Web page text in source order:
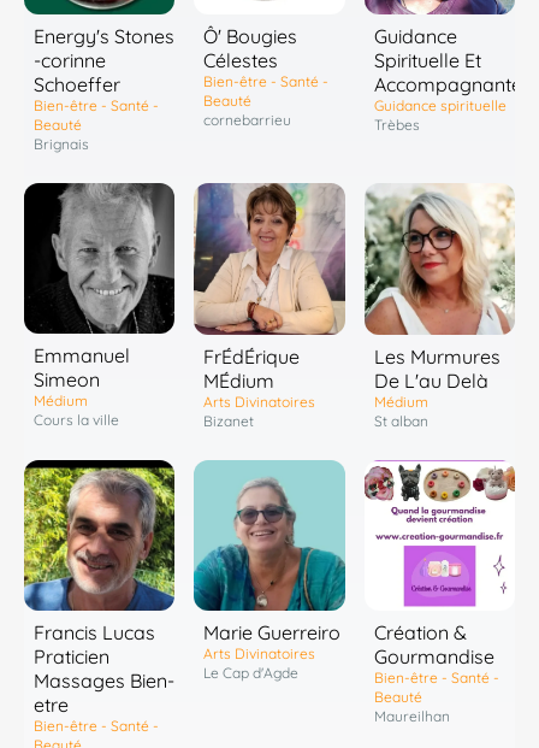
Energy's Stones
-corinne
Schoeffer
Bien-être - Santé -
Beauté
Brignais
Ô' Bougies
Célestes
Bien-être - Santé -
Beauté
cornebarrieu
Guidance
Spirituelle Et
Accompagnante
Guidance spirituelle
Trèbes
Emmanuel
Simeon
Médium
Cours la ville
FrÉdÉrique
MÉdium
Arts Divinatoires
Bizanet
Les Murmures
De L'au Delà
Médium
St alban
Francis Lucas
Praticien
Massages Bien-
etre
Bien-être - Santé -
Marie Guerreiro
Arts Divinatoires
Le Cap d'Agde
Création &
Gourmandise
Bien-être - Santé -
Beauté
Maureilhan